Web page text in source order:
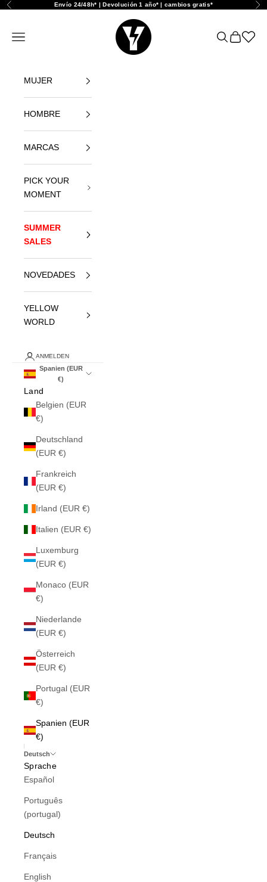
Zum Inhalt springen
Zurück Envío 24/48h* | Devolución 1 año* | cambios gratis* Vor
Yellowshop
Navigationsmenü öffnen
Suche öffnen
Abrir
MUJER
HOMBRE
MARCAS
PICK YOUR
MOMENT
SUMMER
SALES
NOVEDADES
YELLOW
WORLD
ANMELDEN
Spanien (EUR
€)
Land
Belgien (EUR
€)
Deutschland
(EUR €)
Frankreich
(EUR €)
Irland (EUR €)
Italien (EUR €)
Luxemburg
(EUR €)
Monaco (EUR
€)
Niederlande
(EUR €)
Österreich
(EUR €)
Portugal (EUR
€)
Spanien (EUR
€)
Deutsch
Sprache
Español
Português
(portugal)
Deutsch
Français
English